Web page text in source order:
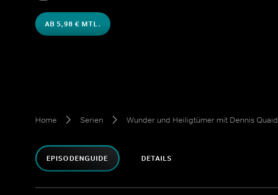
AB 5,98 € MTL.
Home Serien Wunder und Heiligtümer mit Dennis Quaid
EPISODENGUIDE DETAILS